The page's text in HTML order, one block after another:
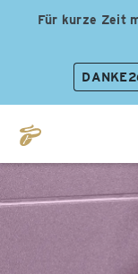
Für kurze Zeit